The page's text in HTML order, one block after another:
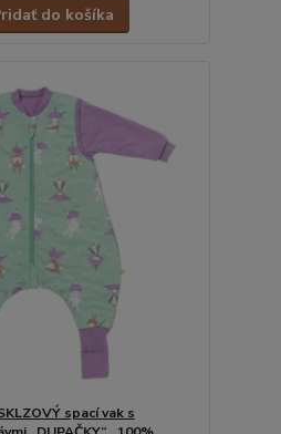
do košíka
spací vak s